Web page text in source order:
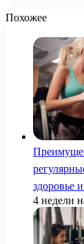
Похожее
здоровье
4 недели